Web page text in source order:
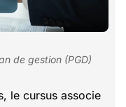
de gestion (PGD)
le cursus associe